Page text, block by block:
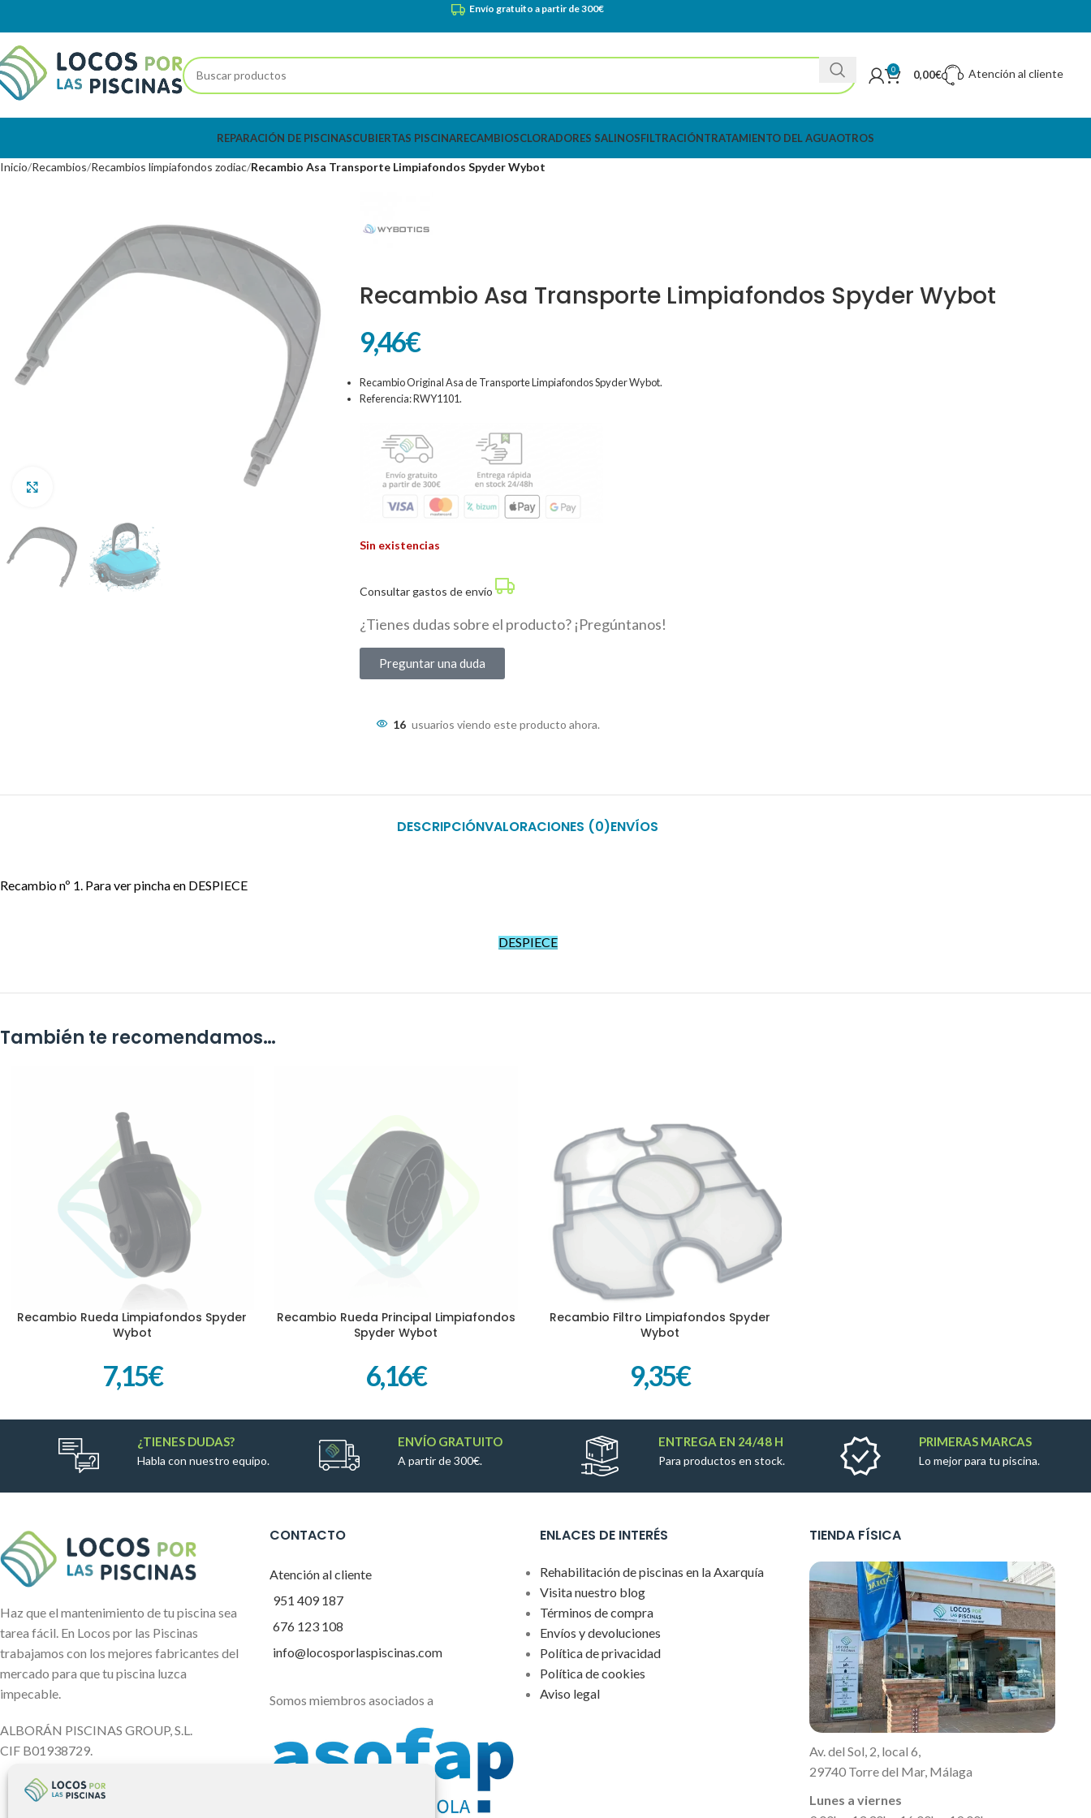
Envío gratuito a partir de 300€
0 0,00€ Atención al cliente
REPARACIÓN DE PISCINASCUBIERTAS PISCINARECAMBIOSCLORADORES SALINOSFILTRACIÓNTRATAMIENTO DEL AGUAOTROS
Inicio Recambios Recambios limpiafondos zodiac Recambio Asa Transporte Limpiafondos Spyder Wybot
Recambio Asa Transporte Limpiafondos Spyder Wybot
9,46€
Recambio Original Asa de Transporte Limpiafondos Spyder Wybot.
Referencia: RWY1101.
Sin existencias
Consultar gastos de envío
¿Tienes dudas sobre el producto? ¡Pregúntanos!
Preguntar una duda
16 usuarios viendo este producto ahora.
DESCRIPCIÓNVALORACIONES (0)ENVÍOS
Recambio nº 1. Para ver pincha en DESPIECE
DESPIECE
También te recomendamos…
AÑADIR AL CARRITO
Recambio Rueda Limpiafondos Spyder
Wybot
7,15€
AÑADIR AL CARRITO
Recambio Rueda Principal Limpiafondos
Spyder Wybot
6,16€
AÑADIR AL CARRITO
Recambio Filtro Limpiafondos Spyder
Wybot
9,35€
¿TIENES DUDAS?
Habla con nuestro equipo.
ENVÍO GRATUITO
A partir de 300€.
ENTREGA EN 24/48 H
Para productos en stock.
PRIMERAS MARCAS
Lo mejor para tu piscina.
Haz que el mantenimiento de tu piscina sea
tarea fácil. En Locos por las Piscinas
trabajamos con los mejores fabricantes del
mercado para que tu piscina luzca
impecable.
ALBORÁN PISCINAS GROUP, S.L.
CIF B01938729.
CONTACTO
Atención al cliente
951 409 187
676 123 108
info@locosporlaspiscinas.com
Somos miembros asociados a
ENLACES DE INTERÉS
Rehabilitación de piscinas en la Axarquía
Visita nuestro blog
Términos de compra
Envíos y devoluciones
Política de privacidad
Política de cookies
Aviso legal
TIENDA FÍSICA
Av. del Sol, 2, local 6,
29740 Torre del Mar, Málaga
Lunes a viernes